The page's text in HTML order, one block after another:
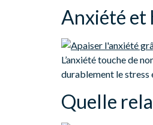
Anxiété et
L’anxiété touche de
durablement le stress
Quelle